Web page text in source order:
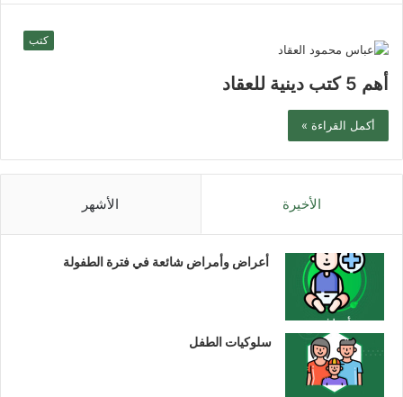
كتب
أهم 5 كتب دينية للعقاد
أكمل القراءة »
الأخيرة الأشهر
أعراض وأمراض شائعة في فترة الطفولة
سلوكيات الطفل